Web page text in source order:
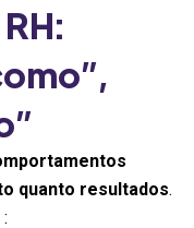
quanto resultados.